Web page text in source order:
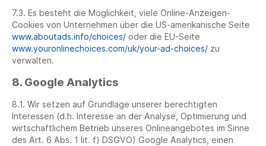
7.3. Es besteht die Möglichkeit, viele Online-Anzeigen-
Cookies von Unternehmen über die US-amerikanische Seite
www.aboutads.info/choices/ oder die EU-Seite
www.youronlinechoices.com/uk/your-ad-choices/ zu
verwalten.
8. Google Analytics
8.1. Wir setzen auf Grundlage unserer berechtigten
Interessen (d.h. Interesse an der Analyse, Optimierung und
wirtschaftlichem Betrieb unseres Onlineangebotes im Sinne
des Art. 6 Abs. 1 lit. f) DSGVO) Google Analytics, einen